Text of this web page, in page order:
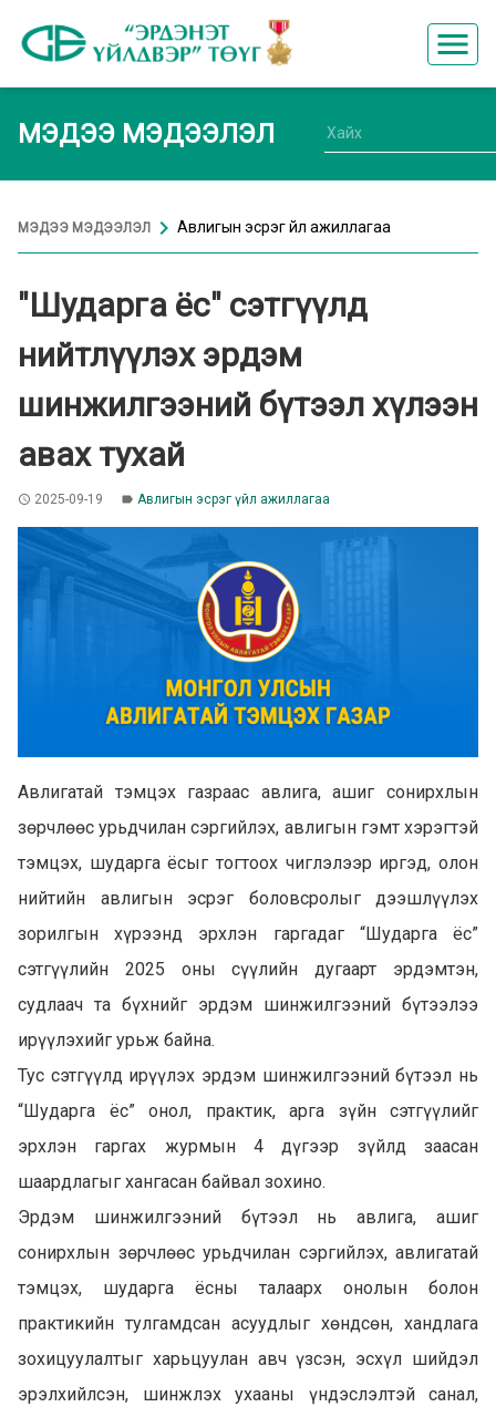
menu
МЭДЭЭ МЭДЭЭЛЭЛ
МЭДЭЭ МЭДЭЭЛЭЛ chevron_right Авлигын эсрэг үйл ажиллагаа
"Шударга ёс" сэтгүүлд
нийтлүүлэх эрдэм
шинжилгээний бүтээл хүлээн
авах тухай
access_time 2025-09-19 label Авлигын эсрэг үйл ажиллагаа
Авлигатай тэмцэх газраас авлига, ашиг сонирхлын
зөрчлөөс урьдчилан сэргийлэх, авлигын гэмт хэрэгтэй
тэмцэх, шударга ёсыг тогтоох чиглэлээр иргэд, олон
нийтийн авлигын эсрэг боловсролыг дээшлүүлэх
зорилгын хүрээнд эрхлэн гаргадаг “Шударга ёс”
сэтгүүлийн 2025 оны сүүлийн дугаарт эрдэмтэн,
судлаач та бүхнийг эрдэм шинжилгээний бүтээлээ
ирүүлэхийг урьж байна.
Тус сэтгүүлд ирүүлэх эрдэм шинжилгээний бүтээл нь
“Шударга ёс” онол, практик, арга зүйн сэтгүүлийг
эрхлэн гаргах журмын 4 дүгээр зүйлд заасан
шаардлагыг хангасан байвал зохино.
Эрдэм шинжилгээний бүтээл нь авлига, ашиг
сонирхлын зөрчлөөс урьдчилан сэргийлэх, авлигатай
тэмцэх, шударга ёсны талаарх онолын болон
практикийн тулгамдсан асуудлыг хөндсөн, хандлага
зохицуулалтыг харьцуулан авч үзсэн, эсхүл шийдэл
эрэлхийлсэн, шинжлэх ухааны үндэслэлтэй санал,